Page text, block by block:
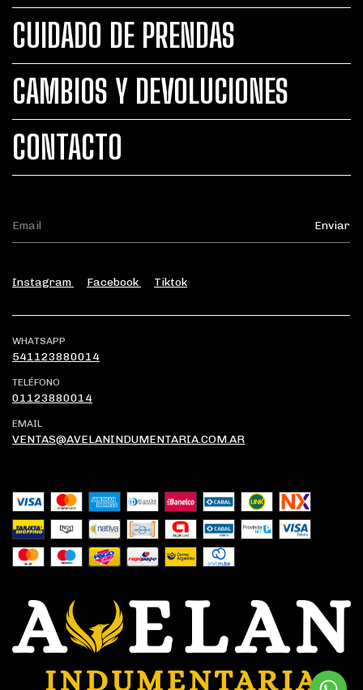
CUIDADO DE PRENDAS
CAMBIOS Y DEVOLUCIONES
CONTACTO
Instagram Facebook Tiktok
WHATSAPP
541123880014
TELÉFONO
01123880014
EMAIL
VENTAS@AVELANINDUMENTARIA.COM.AR